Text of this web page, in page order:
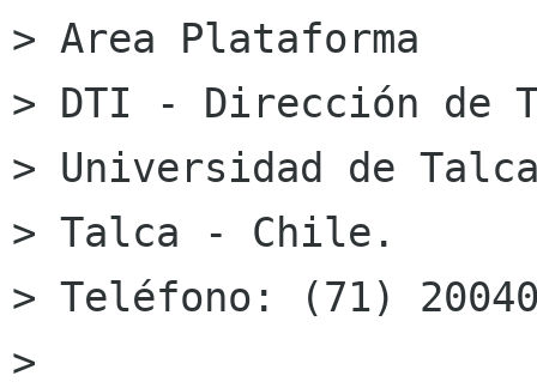
> Area Plataforma
> DTI - Dirección de
> Universidad de
> Talca - Chile.
> Teléfono: (71)
>